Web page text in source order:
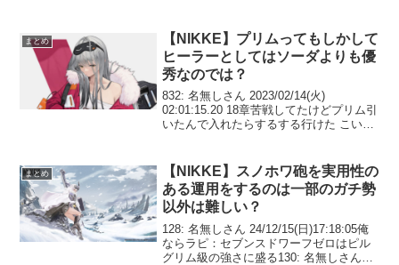
けどMG...
まとめ
【NIKKE】プリムってもしかして
ヒーラーとしてはソーダよりも優
秀なのでは？
832: 名無しさん 2023/02/14(火)
02:01:15.20 18章苦戦してたけどプリム引
いたんで入れたらするする行けた こいつ
2023/02/14(火) ...
まとめ
【NIKKE】スノホワ砲を実用性の
ある運用をするのは一部のガチ勢
以外は難しい？
128: 名無しさん 24/12/15(日)17:18:05俺
ならラピ：セブンスドワーフゼロはピル
グリム級の強さに盛る130: 名無しさん